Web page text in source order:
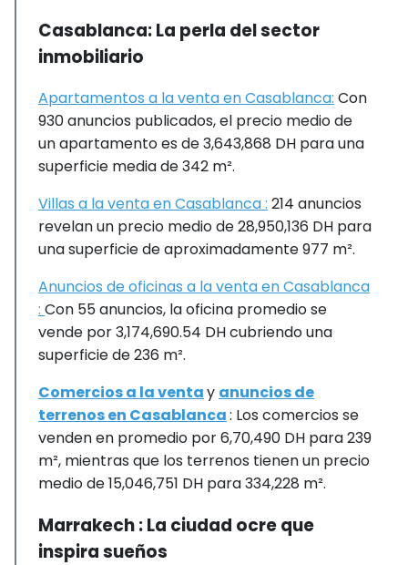
Casablanca: La perla del sector
inmobiliario
Apartamentos a la venta en Casablanca: Con
930 anuncios publicados, el precio medio de
un apartamento es de 3,643,868 DH para una
superficie media de 342 m².
Villas a la venta en Casablanca : 214 anuncios
revelan un precio medio de 28,950,136 DH para
una superficie de aproximadamente 977 m².
Anuncios de oficinas a la venta en Casablanca
: Con 55 anuncios, la oficina promedio se
vende por 3,174,690.54 DH cubriendo una
superficie de 236 m².
Comercios a la ventay anuncios de
terrenos en Casablanca: Los comercios se
venden en promedio por 6,70,490 DH para 239
m², mientras que los terrenos tienen un precio
medio de 15,046,751 DH para 334,228 m².
Marrakech : La ciudad ocre que
inspira sueños